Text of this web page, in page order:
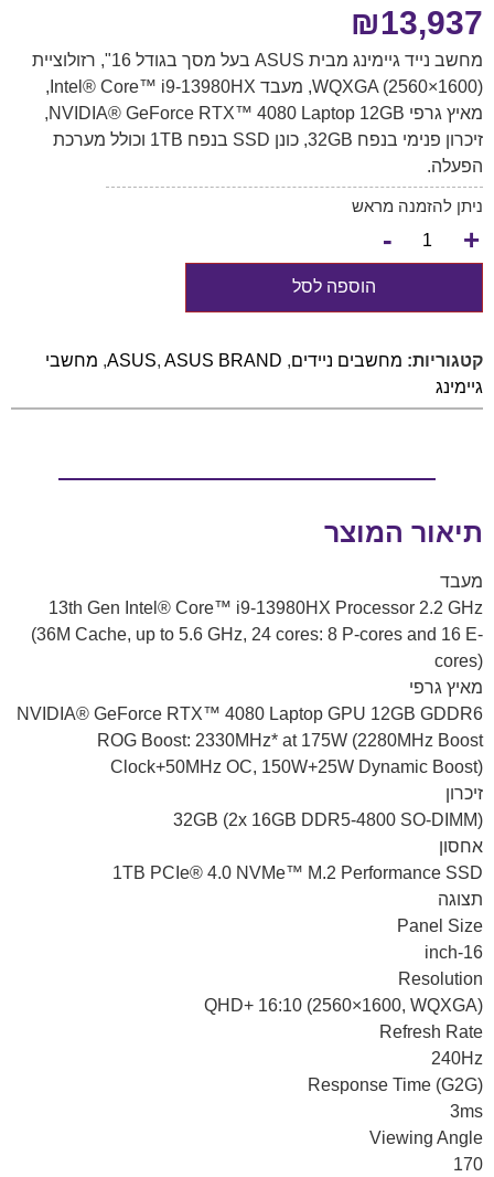
₪13,937
מחשב נייד גיימינג מבית ASUS בעל מסך בגודל 16", רזולוציית
WQXGA (2560×1600), מעבד Intel® Core™ i9-13980HX,
מאיץ גרפי NVIDIA® GeForce RTX™ 4080 Laptop 12GB,
זיכרון פנימי בנפח 32GB, כונן SSD בנפח 1TB וכולל מערכת
הפעלה.
ניתן להזמנה מראש
+
-
הוספה לסל
קטגוריות: מחשבים ניידים,
ASUS, ASUS BRAND
, מחשבי
גיימינג
תיאור המוצר
מעבד
13th Gen Intel® Core™ i9-13980HX Processor 2.2 GHz
(36M Cache, up to 5.6 GHz, 24 cores: 8 P-cores and 16 E-
cores)
מאיץ גרפי
NVIDIA® GeForce RTX™ 4080 Laptop GPU 12GB GDDR6
ROG Boost: 2330MHz* at 175W (2280MHz Boost
Clock+50MHz OC, 150W+25W Dynamic Boost)
זיכרון
32GB (2x 16GB DDR5-4800 SO-DIMM)
אחסון
1TB PCIe® 4.0 NVMe™ M.2 Performance SSD
תצוגה
Panel Size
16-inch
Resolution
QHD+ 16:10 (2560×1600, WQXGA)
Refresh Rate
240Hz
Response Time (G2G)
3ms
Viewing Angle
170